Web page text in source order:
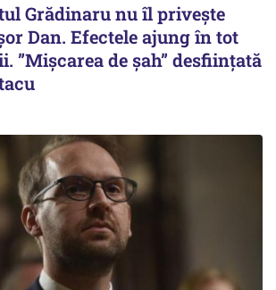
Grădinaru nu îl privește
Dan. Efectele ajung în tot
”Mișcarea de șah” desființată